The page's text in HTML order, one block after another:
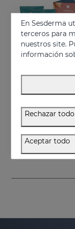
ESTRYSES
Previene y mejora
34.95 €
En Sesderma
terceros para
nuestros site.
información
Rechazar todo
Aceptar todo